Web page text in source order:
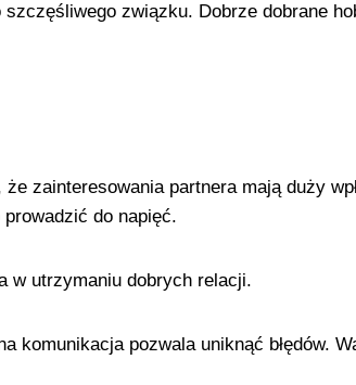
związku. Dobrze dobrane
zainteresowania partnera mają duży
do napięć.
w utrzymaniu dobrych relacji.
komunikacja pozwala uniknąć błędów.